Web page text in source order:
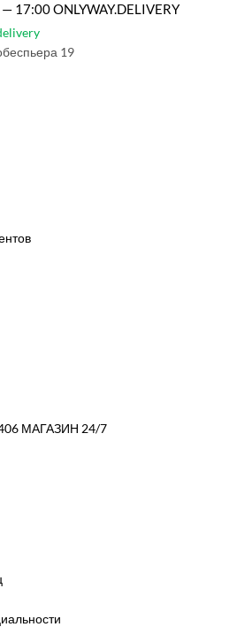
17:00 ONLYWAY.DELIVERY
19
МАГАЗИН 24/7